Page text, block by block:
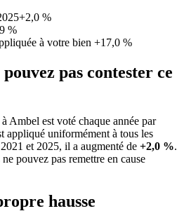
+2,0 %
%
à votre bien +17,0 %
pas contester ce
Ambel est voté chaque année par
appliqué uniformément à tous les
et 2025, il a augmenté de +2,0 %.
pouvez pas remettre en cause
hausse